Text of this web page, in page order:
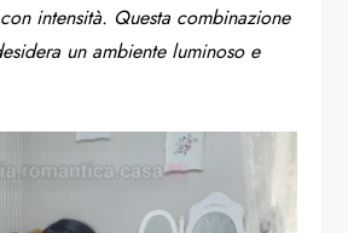
intensità. Questa combinazione
un ambiente luminoso e